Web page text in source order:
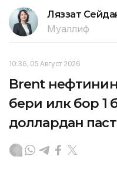
Ляззат
Муаллиф
10:36, 05 Август 2026
Brent
бери илк бор 1
доллардан